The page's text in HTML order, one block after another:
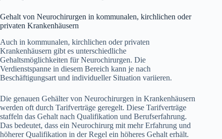
Gehalt von Neurochirurgen in kommunalen, kirchlichen oder
privaten Krankenhäusern
Auch in kommunalen, kirchlichen oder privaten
Krankenhäusern gibt es unterschiedliche
Gehaltsmöglichkeiten für Neurochirurgen. Die
Verdienstspanne in diesem Bereich kann je nach
Beschäftigungsart und individueller Situation variieren.
Die genauen Gehälter von Neurochirurgen in Krankenhäusern
werden oft durch Tarifverträge geregelt. Diese Tarifverträge
staffeln das Gehalt nach Qualifikation und Berufserfahrung.
Das bedeutet, dass ein Neurochirurg mit mehr Erfahrung und
höherer Qualifikation in der Regel ein höheres Gehalt erhält.